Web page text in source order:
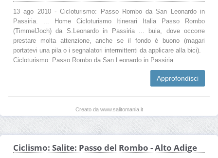
13 ago 2010 - Cicloturismo: Passo Rombo da San Leonardo in
Passiria. ... Home Cicloturismo Itinerari Italia Passo Rombo
(TimmelJoch) da S.Leonardo in Passiria ... buia, dove occorre
prestare molta attenzione, anche se il fondo è buono (magari
portatevi una pila o i segnalatori intermittenti da applicare alla bici).
Cicloturismo: Passo Rombo da San Leonardo in Passiria
Approfondisci
Creato da www.salitomania.it
Ciclismo: Salite: Passo del Rombo - Alto Adige